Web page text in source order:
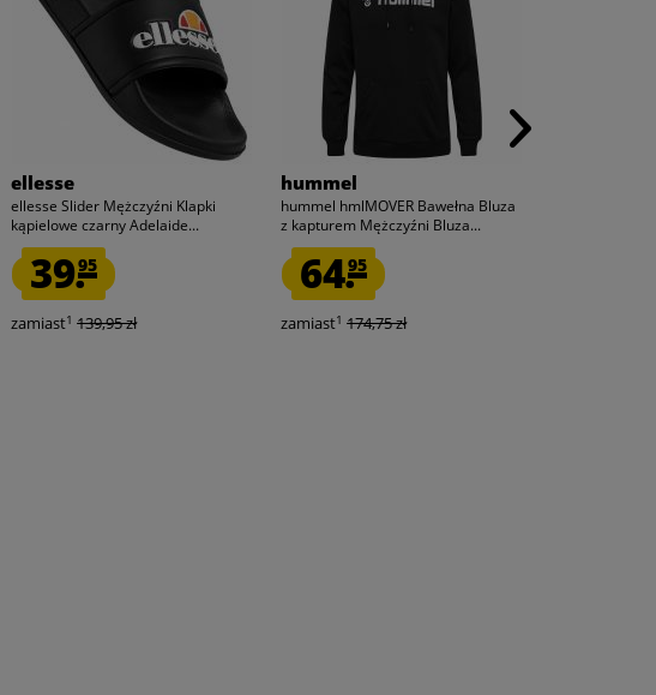
ellesse
ellesse Slider Mężczyźni Klapki
kąpielowe czarny Adelaide...
39.95
zamiast1 139,95 zł
hummel
hummel hmlMOVER Bawełna Bluza
z kapturem Mężczyźni Bluza...
64.95
zamiast1 174,75 zł